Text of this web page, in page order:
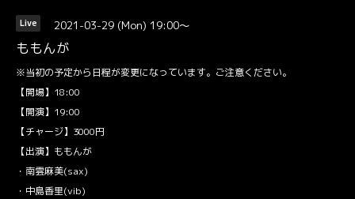
Live 2021-03-29 (Mon) 19:00～
ももんが
※当初の予定から日程が変更になっています。ご注意ください。
【開場】18:00
【開演】19:00
【チャージ】3000円
【出演】ももんが
・南雲麻美(sax)
・中島香里(vib)